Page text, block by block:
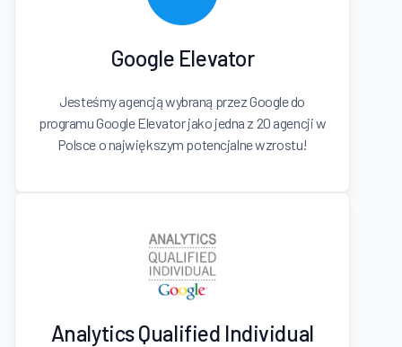
Google Elevator
Jesteśmy agencją wybraną przez Google do
programu Google Elevator jako jedna z 20 agencji w
Polsce o największym potencjalne wzrostu!
Analytics Qualified Individual